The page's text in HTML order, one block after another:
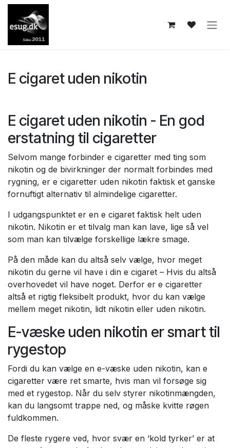
Skip to Content
E cigaret uden nikotin
E cigaret uden nikotin - En god
erstatning til cigaretter
Selvom mange forbinder e cigaretter med ting som
nikotin og de bivirkninger der normalt forbindes med
rygning, er e cigaretter uden nikotin faktisk et ganske
fornuftigt alternativ til almindelige cigaretter.
I udgangspunktet er en e cigaret faktisk helt uden
nikotin. Nikotin er et tilvalg man kan lave, lige så vel
som man kan tilvælge forskellige lækre smage.
På den måde kan du altså selv vælge, hvor meget
nikotin du gerne vil have i din e cigaret – Hvis du altså
overhovedet vil have noget. Derfor er e cigaretter
altså et rigtig fleksibelt produkt, hvor du kan vælge
mellem meget nikotin, lidt nikotin eller uden nikotin.
E-væske uden nikotin er smart til
rygestop
Fordi du kan vælge en e-væske uden nikotin, kan e
cigaretter være ret smarte, hvis man vil forsøge sig
med et rygestop. Når du selv styrer nikotinmængden,
kan du langsomt trappe ned, og måske kvitte røgen
fuldkommen.
De fleste rygere ved, hvor svær en ‘kold tyrker’ er at